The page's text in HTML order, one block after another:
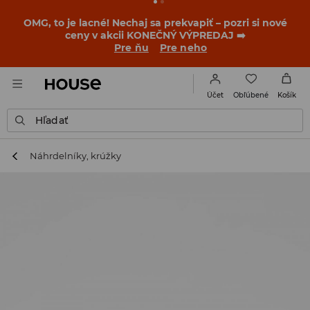
OMG, to je lacné! Nechaj sa prekvapiť – pozri si nové
ceny v akcii KONEČNÝ VÝPREDAJ ➡️
Pre ňu
Pre neho
Účet Obľúbené Košík
Hľadať
Náhrdelníky, krúžky